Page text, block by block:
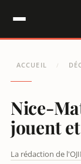
ACCUEIL /
Nice-
jouent
La rédaction de
Panneau de